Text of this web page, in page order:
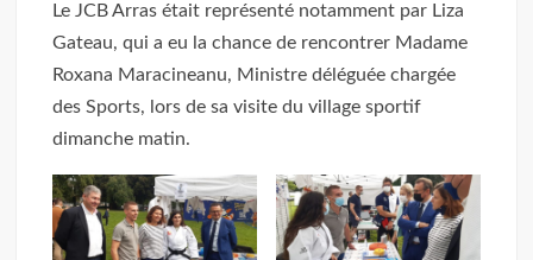
Le JCB Arras était représenté notamment par Liza
Gateau, qui a eu la chance de rencontrer Madame
Roxana Maracineanu, Ministre déléguée chargée
des Sports, lors de sa visite du village sportif
dimanche matin.